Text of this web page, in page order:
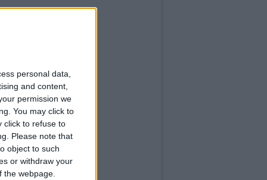
personal data,
and content,
permission we
You may click to
click to refuse to
Please note that
object to such
or withdraw your
webpage.